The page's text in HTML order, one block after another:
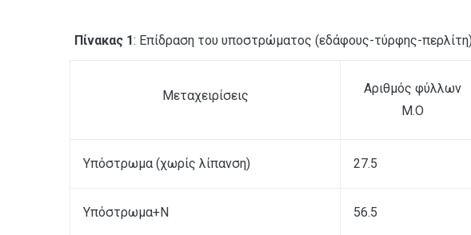
Πίνακας 1: Επίδραση του υποστρώματος (εδάφους-τύρφης-
Μεταχειρίσεις
Αριθμός φύλλων
Μ.Ο
Υπόστρωμα (χωρίς λίπανση) 27.5
Υπόστρωμα+Ν 56.5